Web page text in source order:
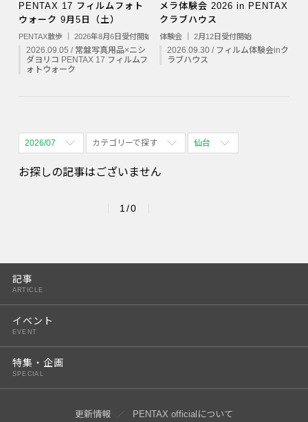
PENTAX 17 フィルムフォト
ウォーク 9月5日（土）
PENTAX散歩 ｜ 2026年8月6日受付開始
2026.09.05 / 常盤写真用品×ニシ
ダヨリコ PENTAX 17 フィルムフ
ォトウォーク
メラ体験会 2026 in PENTAX
クラブハウス
体験会 ｜ 2月12日受付開始
2026.09.30 / フィルム体験会inク
ラブハウス
2026/07
全期間
2026/11
2027/01
2027/03
カテゴリーで探す
全て表示
仙台
お探しの記事はございません
1/0
記事
ARTICLE
イベント
EVENT
特集・企画
SPECIAL
更新情報 PENTAX officialについて